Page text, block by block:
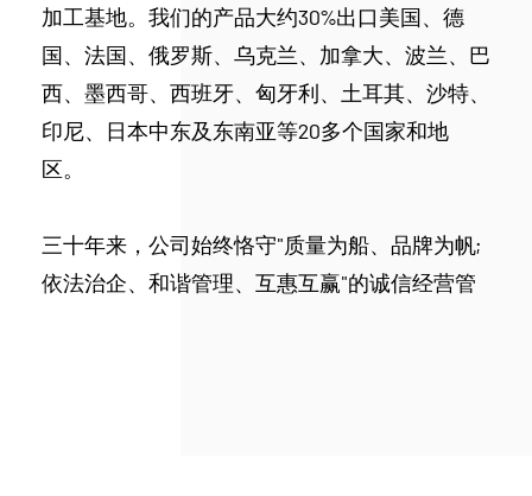
加工基地。我们的产品大约30%出口美国、德
国、法国、俄罗斯、乌克兰、加拿大、波兰、巴
西、墨西哥、西班牙、匈牙利、土耳其、沙特、
印尼、日本中东及东南亚等20多个国家和地
区。
三十年来，公司始终恪守"质量为船、品牌为帆;
依法治企、和谐管理、互惠互赢"的诚信经营管